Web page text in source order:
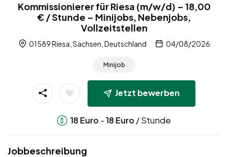
Kommissionierer für Riesa (m/w/d) – 18,00
€ / Stunde – Minijobs, Nebenjobs,
Vollzeitstellen
01589 Riesa, Sachsen, Deutschland 04/08/2026
Minijob
Jetzt bewerben
18 Euro -18 Euro / Stunde
Jobbeschreibung